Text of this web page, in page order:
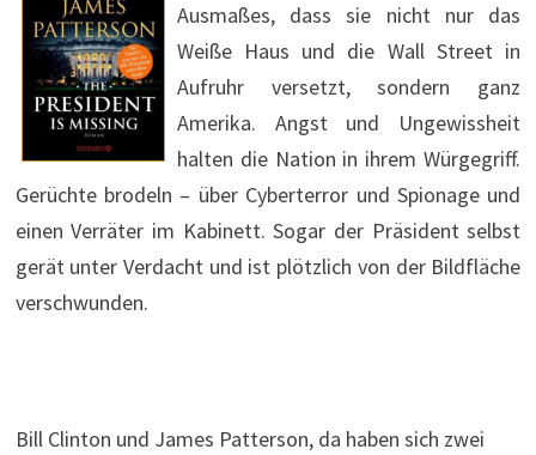
Ausmaßes, dass sie nicht nur das
Weiße Haus und die Wall Street in
Aufruhr versetzt, sondern ganz
Amerika. Angst und Ungewissheit
halten die Nation in ihrem Würgegriff.
Gerüchte brodeln – über Cyberterror und Spionage und
einen Verräter im Kabinett. Sogar der Präsident selbst
gerät unter Verdacht und ist plötzlich von der Bildfläche
verschwunden.
Bill Clinton und James Patterson, da haben sich zwei